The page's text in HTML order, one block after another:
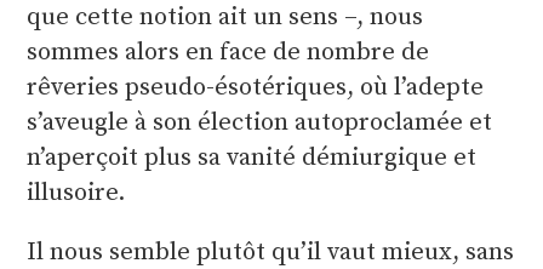
que cette notion ait un sens –, nous
sommes alors en face de nombre de
rêveries pseudo-ésotériques, où l’adepte
s’aveugle à son élection autoproclamée et
n’aperçoit plus sa vanité démiurgique et
illusoire.
Il nous semble plutôt qu’il vaut mieux, sans